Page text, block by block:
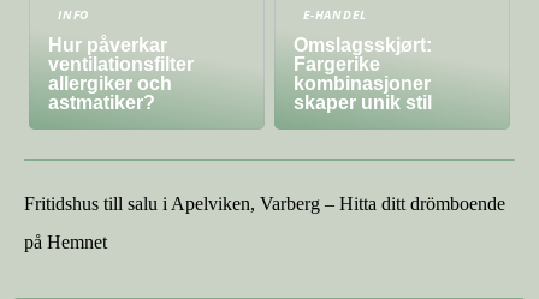
INFO
Hur påverkar
ventilationsfilter
allergiker och
astmatiker?
E-HANDEL
Omslagsskjørt:
Fargerike
kombinasjoner
skaper unik stil
Fritidshus till salu i Apelviken, Varberg – Hitta ditt drömboende
på Hemnet